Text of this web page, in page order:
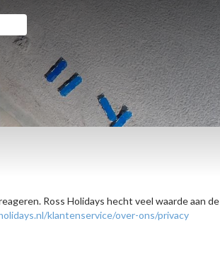
Ross Holidays hecht veel waarde aan de
klantenservice/over-ons/privacy